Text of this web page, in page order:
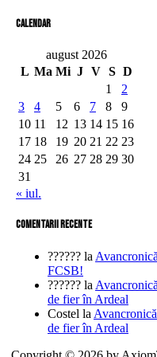
Calendar
august 2026
L Ma Mi J V S D
1
2
3
4 5 6 7 8
9
10 11 12 13 14 15 16
17 18 19 20 21 22 23
24 25 26 27 28 29 30
31
« iul.
comentarii recente
?????? la
FCSB!
?????? la
de fier în Ardeal
Costel la
de fier în Ardeal